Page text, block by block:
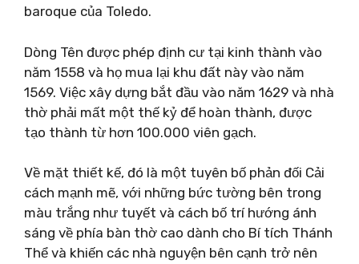
baroque của Toledo.
Dòng Tên được phép định cư tại kinh thành vào
năm 1558 và họ mua lại khu đất này vào năm
1569. Việc xây dựng bắt đầu vào năm 1629 và nhà
thờ phải mất một thế kỷ để hoàn thành, được
tạo thành từ hơn 100.000 viên gạch.
Về mặt thiết kế, đó là một tuyên bố phản đối Cải
cách mạnh mẽ, với những bức tường bên trong
màu trắng như tuyết và cách bố trí hướng ánh
sáng về phía bàn thờ cao dành cho Bí tích Thánh
Thể và khiến các nhà nguyện bên cạnh trở nên